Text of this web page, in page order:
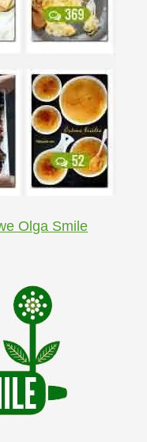
Olga Smile